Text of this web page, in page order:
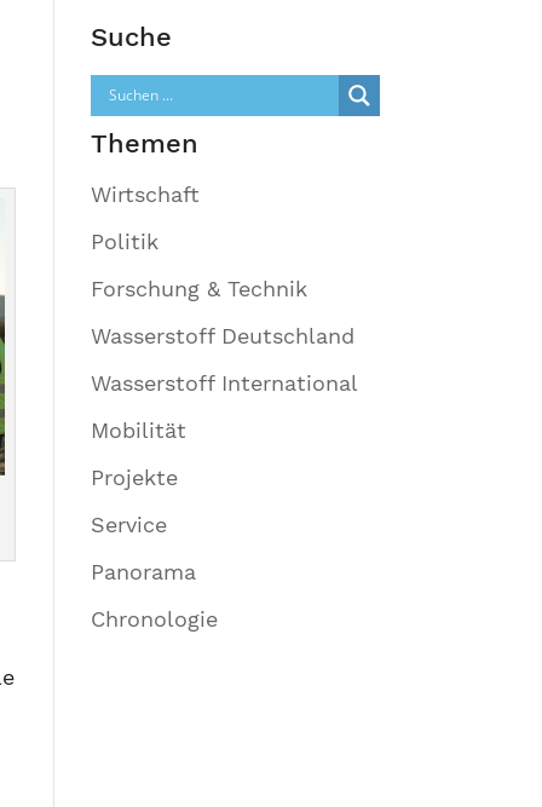
Suche
Themen
Wirtschaft
Politik
Forschung & Technik
Wasserstoff Deutschland
Wasserstoff International
Mobilität
Projekte
Service
Panorama
Chronologie